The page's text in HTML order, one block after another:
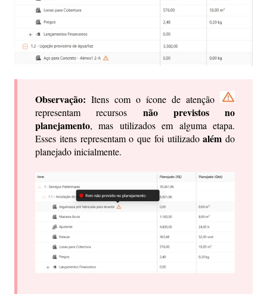
Observação: Itens com o ícone de atenção
representam recursos não previstos no
planejamento, mas utilizados em alguma etapa.
Esses itens representam o que foi utilizadoalém do
planejado inicialmente.